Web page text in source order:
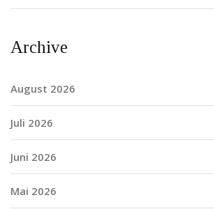
Archive
August 2026
Juli 2026
Juni 2026
Mai 2026